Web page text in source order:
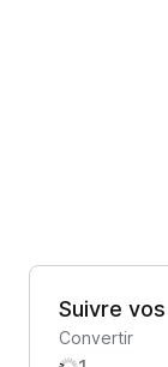
Suivre
Convertir